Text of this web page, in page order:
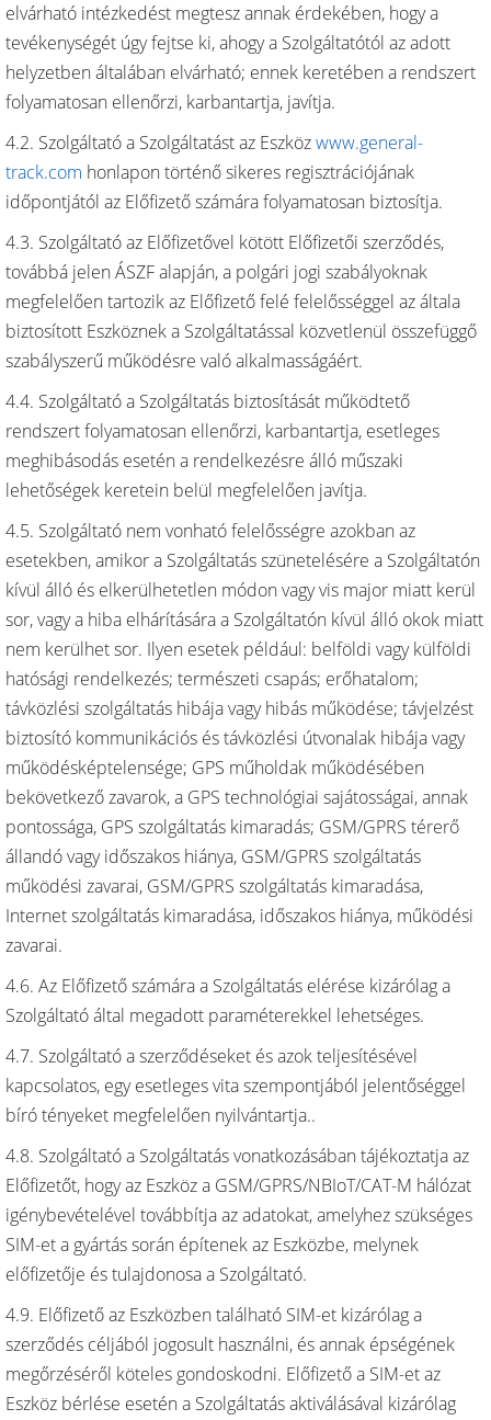
elvárható intézkedést megtesz annak érdekében, hogy a
tevékenységét úgy fejtse ki, ahogy a Szolgáltatótól az adott
helyzetben általában elvárható; ennek keretében a rendszert
folyamatosan ellenőrzi, karbantartja, javítja.
4.2. Szolgáltató a Szolgáltatást az Eszközwww.general-
track.com honlapon történő sikeres regisztrációjának
időpontjától az Előfizető számára folyamatosan biztosítja.
4.3. Szolgáltató az Előfizetővel kötött Előfizetői szerződés,
továbbá jelen ÁSZF alapján, a polgári jogi szabályoknak
megfelelően tartozik az Előfizető felé felelősséggel az általa
biztosított Eszköznek a Szolgáltatással közvetlenül összefüggő
szabályszerű működésre való alkalmasságáért.
4.4. Szolgáltató a Szolgáltatás biztosítását működtető
rendszert folyamatosan ellenőrzi, karbantartja, esetleges
meghibásodás esetén a rendelkezésre álló műszaki
lehetőségek keretein belül megfelelően javítja.
4.5. Szolgáltató nem vonható felelősségre azokban az
esetekben, amikor a Szolgáltatás szünetelésére a Szolgáltatón
kívül álló és elkerülhetetlen módon vagy vis major miatt kerül
sor, vagy a hiba elhárítására a Szolgáltatón kívül álló okok miatt
nem kerülhet sor. Ilyen esetek például: belföldi vagy külföldi
hatósági rendelkezés; természeti csapás; erőhatalom;
távközlési szolgáltatás hibája vagy hibás működése; távjelzést
biztosító kommunikációs és távközlési útvonalak hibája vagy
működésképtelensége; GPS műholdak működésében
bekövetkező zavarok, a GPS technológiai sajátosságai, annak
pontossága, GPS szolgáltatás kimaradás; GSM/GPRS térerő
állandó vagy időszakos hiánya, GSM/GPRS szolgáltatás
működési zavarai, GSM/GPRS szolgáltatás kimaradása,
Internet szolgáltatás kimaradása, időszakos hiánya, működési
zavarai.
4.6. Az Előfizető számára a Szolgáltatás elérése kizárólag a
Szolgáltató által megadott paraméterekkel lehetséges.
4.7. Szolgáltató a szerződéseket és azok teljesítésével
kapcsolatos, egy esetleges vita szempontjából jelentőséggel
bíró tényeket megfelelően nyilvántartja..
4.8. Szolgáltató a Szolgáltatás vonatkozásában tájékoztatja az
Előfizetőt, hogy az Eszköz a GSM/GPRS/NBIoT/CAT-M hálózat
igénybevételével továbbítja az adatokat, amelyhez szükséges
SIM-et a gyártás során építenek az Eszközbe, melynek
előfizetője és tulajdonosa a Szolgáltató.
4.9. Előfizető az Eszközben található SIM-et kizárólag a
szerződés céljából jogosult használni, és annak épségének
megőrzéséről köteles gondoskodni. Előfizető a SIM-et az
Eszköz bérlése esetén a Szolgáltatás aktiválásával kizárólag